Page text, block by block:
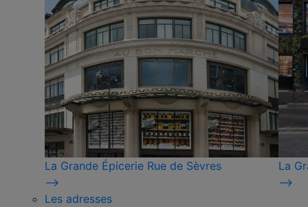
La Grande Épicerie Rue de Sèvres
⟶
La
⟶
Les adresses